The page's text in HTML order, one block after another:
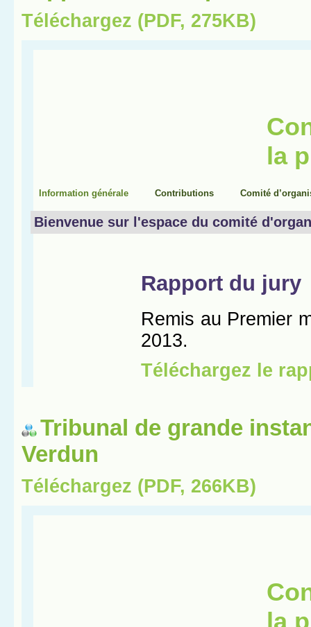
Téléchargez (PDF, 275KB)
Tribunal de grande
Verdun
Téléchargez (PDF, 266KB)